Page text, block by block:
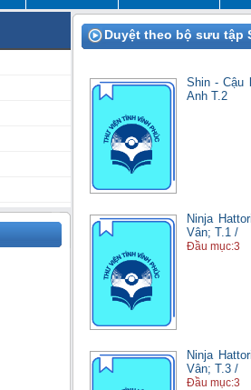
Duyệt theo bộ sưu tập
Shin - Cậu
Anh T.2
Ninja
Vân; T.1 /
Đầu mục:3
Ninja
Vân; T.3 /
Đầu mục:3